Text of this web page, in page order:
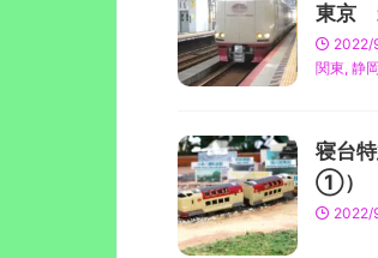
東京
2022/
関東, 静
寝台
①）
2022/